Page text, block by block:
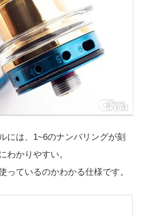
には、1~6のナンバリングが刻
わかりやすい。
っているのかわかる仕様です。